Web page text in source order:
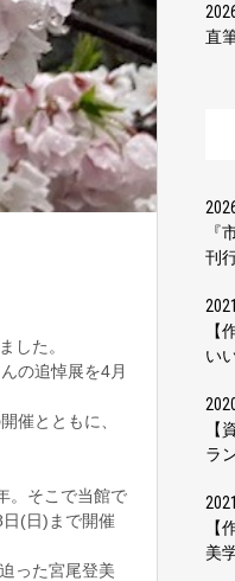
した。
の追悼展を4月
催とともに、
。そこで当館で
(日)まで開催
った宮尾登美
直
『
刊
【
い
【
ラ
【
美